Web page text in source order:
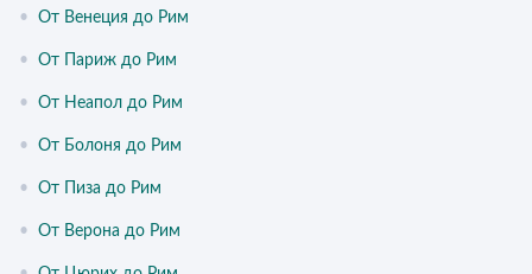
• От Венеция до Рим
• От Париж до Рим
• От Неапол до Рим
• От Болоня до Рим
• От Пиза до Рим
• От Верона до Рим